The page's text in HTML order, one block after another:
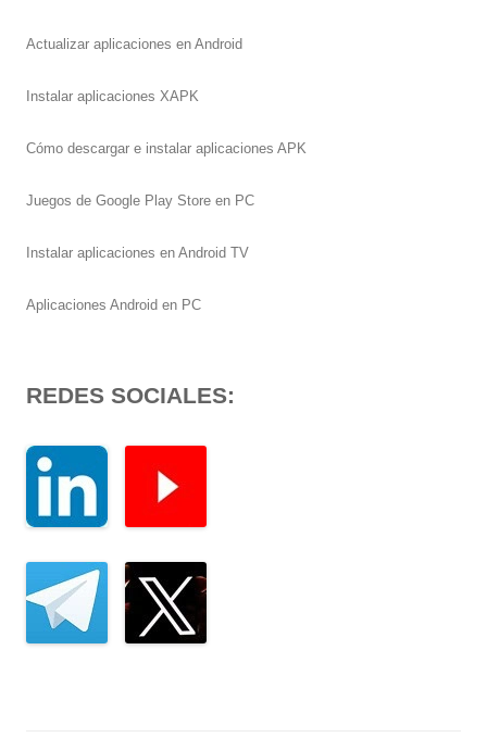
Actualizar aplicaciones en Android
Instalar aplicaciones XAPK
Cómo descargar e instalar aplicaciones APK
Juegos de Google Play Store en PC
Instalar aplicaciones en Android TV
Aplicaciones Android en PC
REDES SOCIALES: